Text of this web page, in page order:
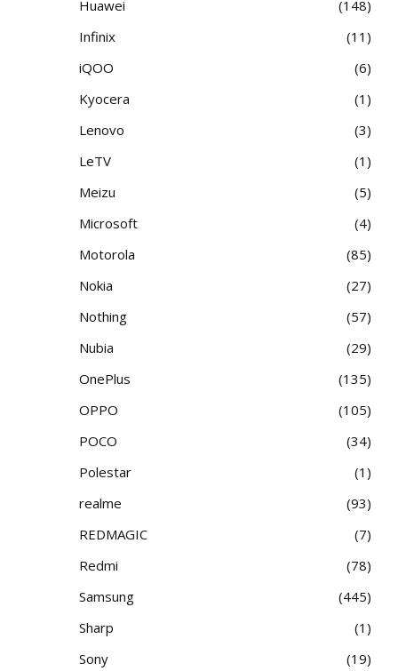
Huawei
148
Infinix
11
iQOO
6
Kyocera
1
Lenovo
3
LeTV
1
Meizu
5
Microsoft
4
Motorola
85
Nokia
27
Nothing
57
Nubia
29
OnePlus
135
OPPO
105
POCO
34
Polestar
1
realme
93
REDMAGIC
7
Redmi
78
Samsung
445
Sharp
1
Sony
19